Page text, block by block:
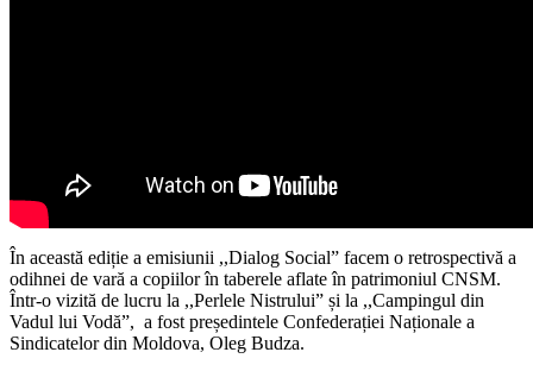
În această ediție a emisiunii ,,Dialog Social” facem o retrospectivă a
odihnei de vară a copiilor în taberele aflate în patrimoniul CNSM.
Într-o vizită de lucru la ,,Perlele Nistrului” și la ,,Campingul din
Vadul lui Vodă”, a fost președintele Confederației Naționale a
Sindicatelor din Moldova, Oleg Budza.